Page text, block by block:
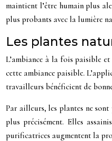
maintient l’être humain plus
plus probants avec la lumière
Les plantes
L’ambiance à la fois paisible
cette ambiance paisible.
travailleurs bénéficient de
Par ailleurs, les plantes ne
plus précisément. Elles
purificatrices augmentent la